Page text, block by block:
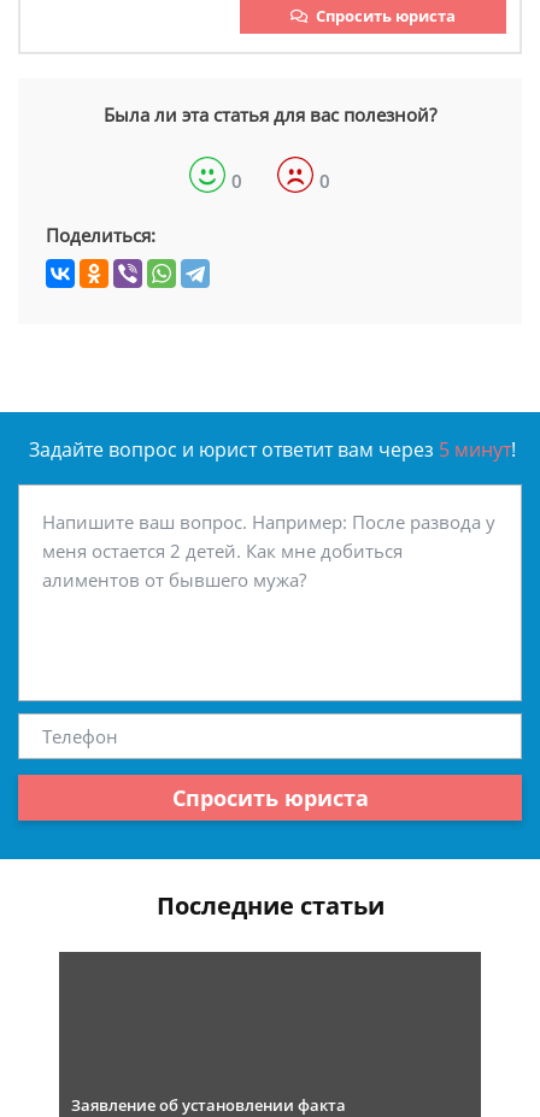
Спросить юриста
Была ли эта статья для вас полезной?
0 0
Поделиться:
Задайте вопрос и юрист ответит вам через 5 минут!
Спросить юриста
Последние статьи
Заявление об установлении факта